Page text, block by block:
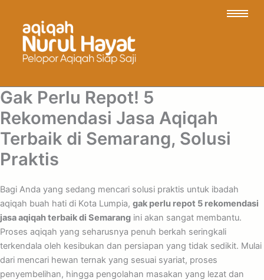
Gak Perlu Repot! 5
Rekomendasi Jasa Aqiqah
Terbaik di Semarang, Solusi
Praktis
Bagi Anda yang sedang mencari solusi praktis untuk ibadah
aqiqah buah hati di Kota Lumpia, gak perlu repot 5 rekomendasi
jasa aqiqah terbaik di Semarang ini akan sangat membantu.
Proses aqiqah yang seharusnya penuh berkah seringkali
terkendala oleh kesibukan dan persiapan yang tidak sedikit. Mulai
dari mencari hewan ternak yang sesuai syariat, proses
penyembelihan, hingga pengolahan masakan yang lezat dan